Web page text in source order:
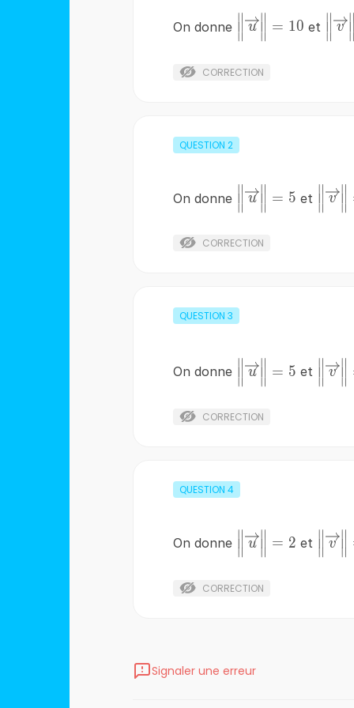
On donne
\left\|
∥
∥ u
∥
∥ = 10 et
∥
∥ v
∥
∥
CORRECTION
QUESTION 2
On donne
\left\|
∥
∥ u
∥
∥ = 5 et
∥
∥ v
∥
∥
CORRECTION
QUESTION 3
On donne
\left\|
∥
∥ u
∥
∥ = 5 et
∥
∥ v
∥
∥
CORRECTION
QUESTION 4
On donne
\left\|
∥
∥ u
∥
∥ = 2 et
∥
∥ v
∥
∥
CORRECTION
Signaler une erreur